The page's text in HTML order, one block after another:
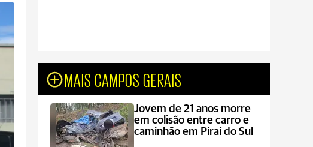
MAIS CAMPOS GERAIS
Jovem de 21 anos morre
em colisão entre carro e
caminhão em Piraí do Sul